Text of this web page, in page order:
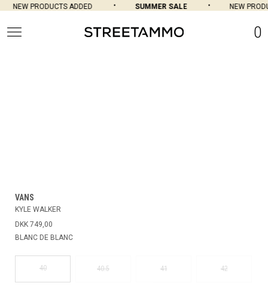
NEW PRODUCTS ADDED SUMMER SALE NEW
0
VANS
KYLE WALKER
DKK 749,00
BLANC DE BLANC
40 40.5 41 42